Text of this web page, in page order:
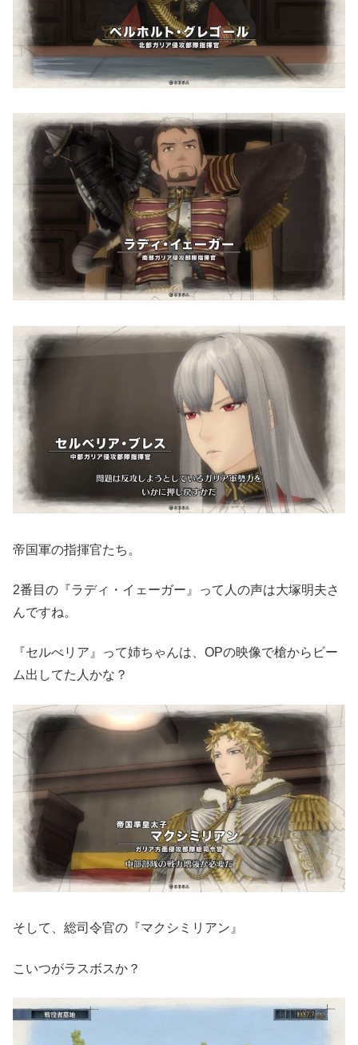
帝国軍の指揮官たち。
2番目の『ラディ・イェーガー』って人の声は大塚明夫さ
んですね。
『セルべリア』って姉ちゃんは、OPの映像で槍からビー
ム出してた人かな？
そして、総司令官の『マクシミリアン』
こいつがラスボスか？